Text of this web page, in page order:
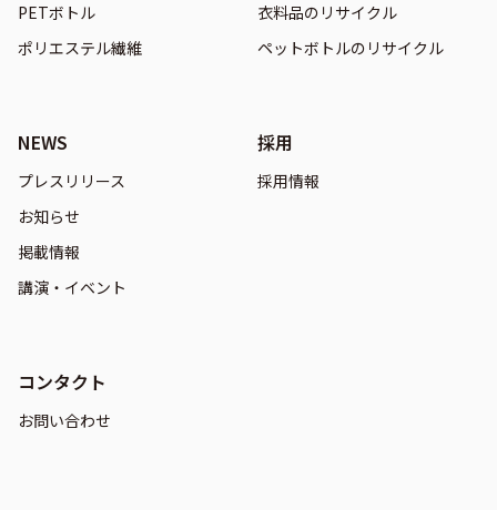
PETボトル
ポリエステル繊維
衣料品のリサイクル
ペットボトルのリサイクル
NEWS
プレスリリース
お知らせ
掲載情報
講演・イベント
採用
採用情報
コンタクト
お問い合わせ